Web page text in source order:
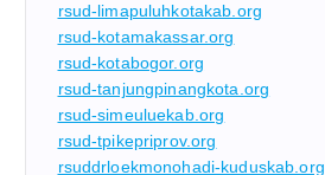
rsud-limapuluhkotakab.org
rsud-kotamakassar.org
rsud-kotabogor.org
rsud-tanjungpinangkota.org
rsud-simeuluekab.org
rsud-tpikepriprov.org
rsuddrloekmonohadi-kuduskab.org